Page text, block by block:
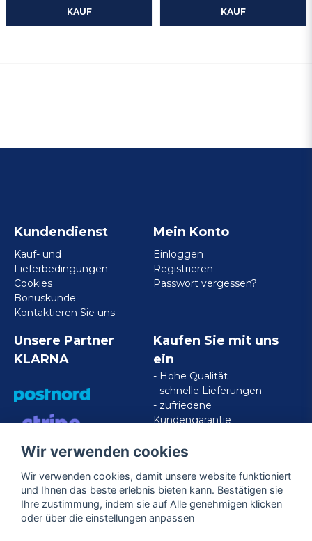
KAUF KAUF
Kundendienst
Kauf- und
Lieferbedingungen
Cookies
Bonuskunde
Kontaktieren Sie uns
Mein Konto
Einloggen
Registrieren
Passwort vergessen?
Unsere Partner
KLARNA
VISA/MASTERCARD/AMERICAN
EXPRESS
Kaufen Sie mit uns
ein
- Hohe Qualität
- schnelle Lieferungen
- zufriedene
Kundengarantie
Folgen Sie uns
Wir verwenden cookies
Wir verwenden cookies, damit unsere website funktioniert
und Ihnen das beste erlebnis bieten kann. Bestätigen sie
Ihre zustimmung, indem sie auf Alle genehmigen klicken
oder über die einstellungen anpassen